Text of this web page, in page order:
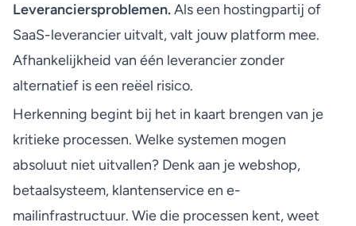
Leveranciersproblemen.Als een hostingpartij of
SaaS-leverancier uitvalt, valt jouw platform mee.
Afhankelijkheid van één leverancier zonder
alternatief is een reëel risico.
Herkenning begint bij het in kaart brengen van je
kritieke processen. Welke systemen mogen
absoluut niet uitvallen? Denk aan je webshop,
betaalsysteem, klantenservice en e-
mailinfrastructuur. Wie die processen kent, weet